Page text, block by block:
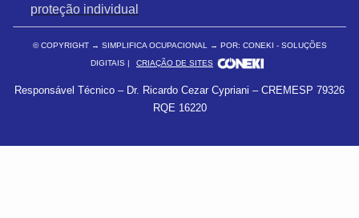
proteção individual
© COPYRIGHT → SIMPLIFICA OCUPACIONAL → POR: CONEKI - SOLUÇÕES
DIGITAIS |
CRIAÇÃO DE SITES
Responsável Técnico – Dr. Ricardo Cezar Cypriani – CREMESP 79326
RQE 16220